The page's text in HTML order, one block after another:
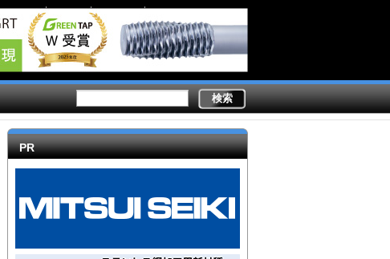
Secondary
links
ライター陣
PR